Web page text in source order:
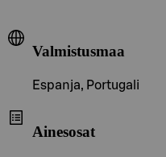
Valmistusmaa
Espanja, Portugali
Ainesosat